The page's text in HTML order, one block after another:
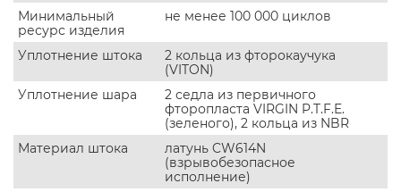
Минимальный
ресурс изделия
не менее 100 000 циклов
Уплотнение штока
2 кольца из фторокаучука
(VITON)
Уплотнение шара
2 седла из первичного
фторопласта VIRGIN P.T.F.E.
(зеленого), 2 кольца из NBR
Материал штока
латунь CW614N
(взрывобезопасное
исполнение)